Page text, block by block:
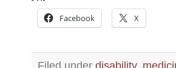
Facebook X